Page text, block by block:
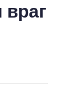
враг